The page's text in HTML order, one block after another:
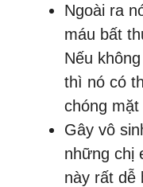
Ngoài ra
máu bất
Nếu
thì nó có
chóng
Gây vô
những chị
này rất dễ